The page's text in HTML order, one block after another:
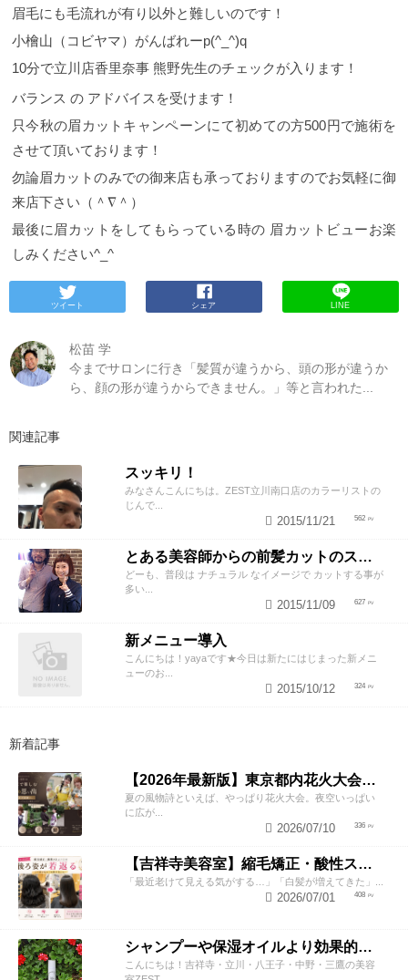
眉毛にも毛流れが有り以外と難しいのです！
小檜山（コビヤマ）がんばれーp(^_^)q
10分で立川店香里奈事 熊野先生のチェックが入ります！
バランス の アドバイスを受けます！
只今秋の眉カットキャンペーンにて初めての方500円で施術を
させて頂いております！
勿論眉カットのみでの御来店も承っておりますのでお気軽に御
来店下さい（＾∇＾）
最後に眉カットをしてもらっている時の 眉カットビューお楽
しみください^_^
ツイート シェア LINE
松苗 学
今までサロンに行き「髪質が違うから、頭の形が違うか
ら、顔の形が違うからできません。」等と言われた...
関連記事
スッキリ！
みなさんこんにちは。ZEST立川南口店のカラーリストの
じんで...
562
2015/11/21
とある美容師からの前髪カットのススメ
どーも、普段は ナチュラル なイメージで カットする事が
多い...
627
2015/11/09
新メニュー導入
こんにちは！yayaです★今日は新たにはじまった新メニ
ューのお...
324
2015/10/12
新着記事
【2026年最新版】東京都内花火大会まとめ｜浴衣着付け・ヘアセットならZESTへ
夏の風物詩といえば、やっぱり花火大会。夜空いっぱい
に広が...
336
2026/07/10
【吉祥寺美容室】縮毛矯正・酸性ストレートで若返り！後ろ姿が変わると見た目年齢も変わる？
「最近老けて見える気がする…」「白髪が増えてきた」...
408
2026/07/01
シャンプーや保湿オイルより効果的！？美容師が教える頭皮の臭い＆乾燥ケアとは
こんにちは！吉祥寺・立川・八王子・中野・三鷹の美容